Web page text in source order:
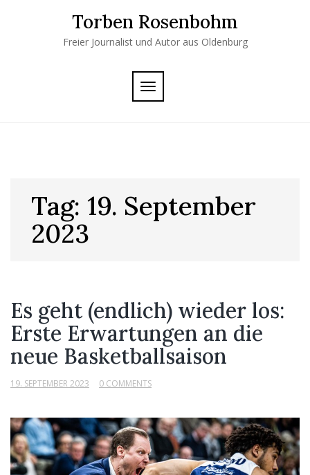
Torben Rosenbohm
Freier Journalist und Autor aus Oldenburg
TOGGLE
NAVIGATION
Tag: 19. September
2023
Es geht (endlich) wieder los:
Erste Erwartungen an die
neue Basketballsaison
19. SEPTEMBER 2023 0 COMMENTS